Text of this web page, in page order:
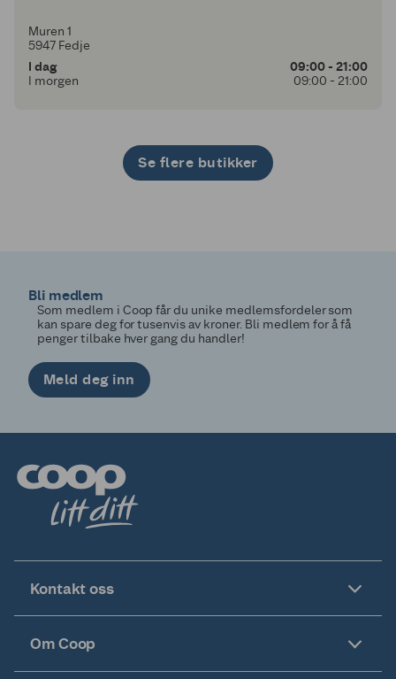
Muren 1
5947 Fedje
I dag
09:00 - 21:00
I morgen
09:00 - 21:00
Se flere butikker
Bli medlem
Som medlem i Coop får du unike medlemsfordeler som
kan spare deg for tusenvis av kroner. Bli medlem for å få
penger tilbake hver gang du handler!
Meld deg inn
Kontakt oss
Om Coop